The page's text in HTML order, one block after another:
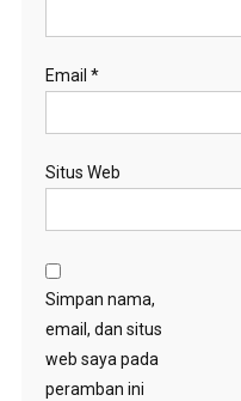
Email *
Situs Web
Simpan nama,
email, dan situs
web saya pada
peramban ini